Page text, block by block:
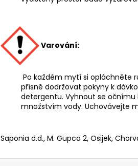
Varování:
Po každém mytí si opláchněte
přísně dodržovat pokyny k
detergentu. Vyhnout se
množstvím vody. Uchovávejte
Saponia d.d., M. Gupca 2, Osijek,